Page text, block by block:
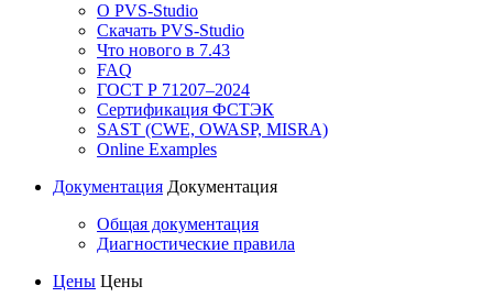
О PVS-Studio
Скачать PVS-Studio
Что нового в 7.43
FAQ
ГОСТ Р 71207–2024
Сертификация ФСТЭК
SAST (CWE, OWASP, MISRA)
Online Examples
Документация Документация
Общая документация
Диагностические правила
Цены Цены